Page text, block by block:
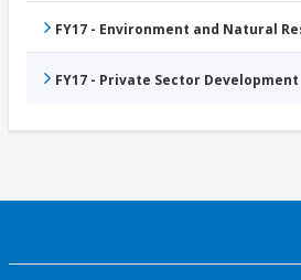
FY17 - Environment and Natural
FY17 - Private Sector Development